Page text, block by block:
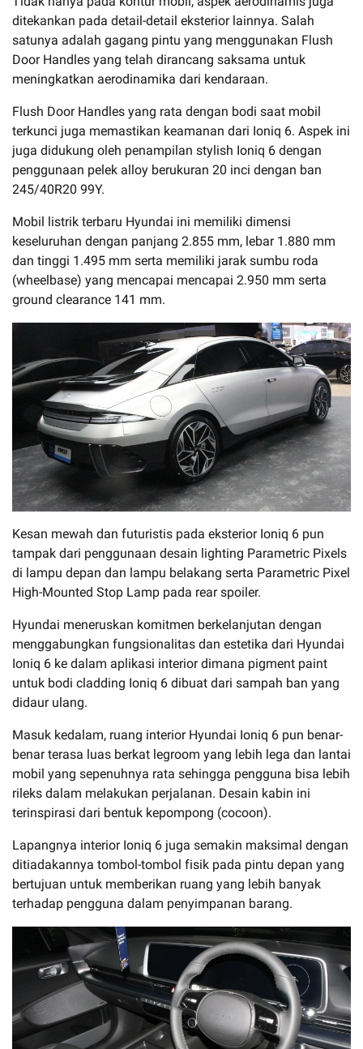
ditekankan pada detail-detail eksterior lainnya. Salah
satunya adalah gagang pintu yang menggunakan Flush
Door Handles yang telah dirancang saksama untuk
meningkatkan aerodinamika dari kendaraan.
Flush Door Handles yang rata dengan bodi saat mobil
terkunci juga memastikan keamanan dari Ioniq 6. Aspek ini
juga didukung oleh penampilan stylish Ioniq 6 dengan
penggunaan pelek alloy berukuran 20 inci dengan ban
245/40R20 99Y.
Mobil listrik terbaru Hyundai ini memiliki dimensi
keseluruhan dengan panjang 2.855 mm, lebar 1.880 mm
dan tinggi 1.495 mm serta memiliki jarak sumbu roda
(wheelbase) yang mencapai mencapai 2.950 mm serta
ground clearance 141 mm.
Kesan mewah dan futuristis pada eksterior Ioniq 6 pun
tampak dari penggunaan desain lighting Parametric Pixels
di lampu depan dan lampu belakang serta Parametric Pixel
High-Mounted Stop Lamp pada rear spoiler.
Hyundai meneruskan komitmen berkelanjutan dengan
menggabungkan fungsionalitas dan estetika dari Hyundai
Ioniq 6 ke dalam aplikasi interior dimana pigment paint
untuk bodi cladding Ioniq 6 dibuat dari sampah ban yang
didaur ulang.
Masuk kedalam, ruang interior Hyundai Ioniq 6 pun benar-
benar terasa luas berkat legroom yang lebih lega dan lantai
mobil yang sepenuhnya rata sehingga pengguna bisa lebih
rileks dalam melakukan perjalanan. Desain kabin ini
terinspirasi dari bentuk kepompong (cocoon).
Lapangnya interior Ioniq 6 juga semakin maksimal dengan
ditiadakannya tombol-tombol fisik pada pintu depan yang
bertujuan untuk memberikan ruang yang lebih banyak
terhadap pengguna dalam penyimpanan barang.